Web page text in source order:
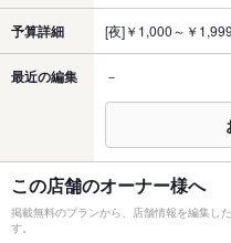
予算詳細 [夜]￥1,000～￥1,999
最近の編集 －
この店舗のオーナー様へ
掲載無料のプランから、店舗情報を編集し
す。